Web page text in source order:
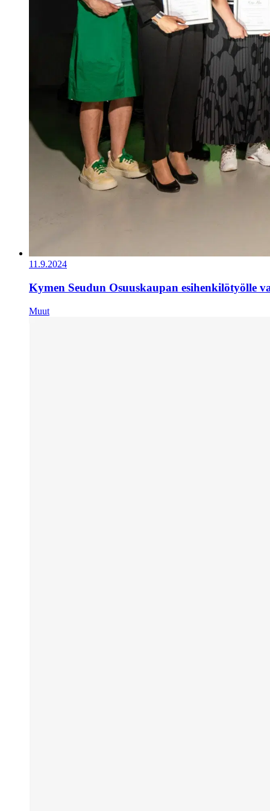
11.9.2024
Kymen Seudun Osuuskaupan esihenkilötyölle
Muut